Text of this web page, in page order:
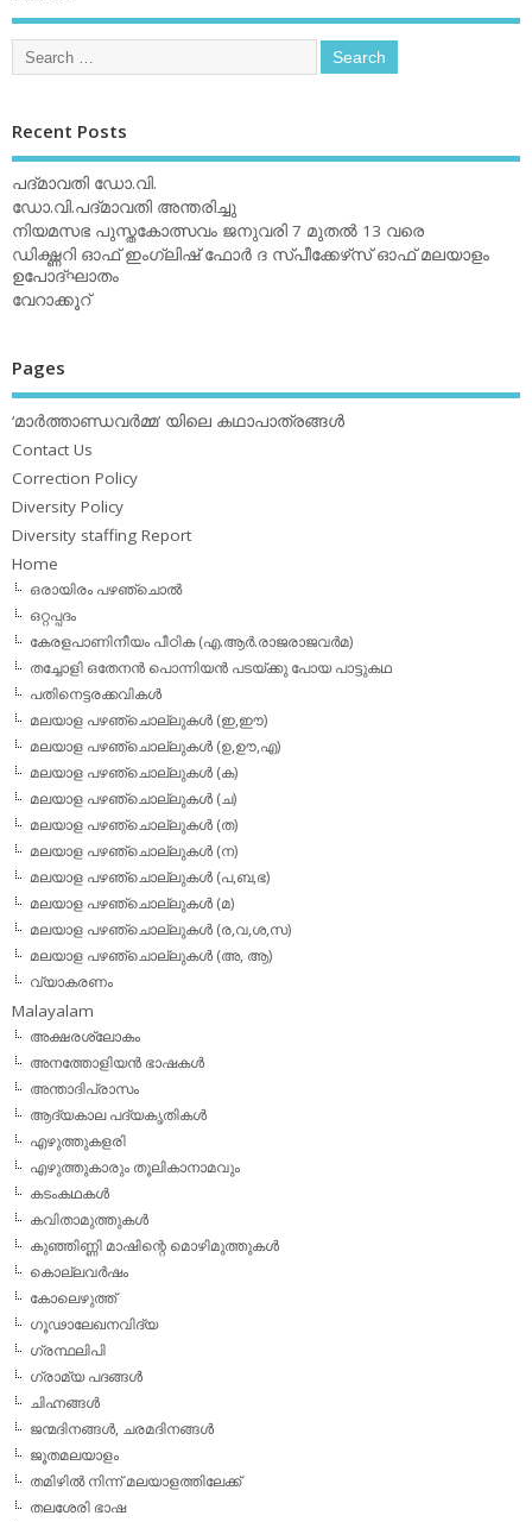
Recent Posts
പദ്മാവതി ഡോ.വി.
ഡോ.വി.പദ്മാവതി അന്തരിച്ചു
നിയമസഭ പുസ്തകോത്സവം ജനുവരി 7 മുതല്‍ 13 വരെ
ഡിക്ഷ്ണറി ഓഫ് ഇംഗ്ലിഷ് ഫോര്‍ ദ സ്പീക്കേഴ്‌സ് ഓഫ് മലയാളം
ഉപോദ്ഘാതം
വേറാക്കൂറ്
Pages
‘മാര്‍ത്താണ്ഡവര്‍മ്മ’ യിലെ കഥാപാത്രങ്ങള്‍
Contact Us
Correction Policy
Diversity Policy
Diversity staffing Report
Home
ഒരായിരം പഴഞ്ചൊല്‍
ഒറ്റപ്പദം
കേരളപാണിനീയം പീഠിക (എ.ആര്‍.രാജരാജവര്‍മ)
തച്ചോളി ഒതേനൻ പൊന്നിയൻ പടയ്‌ക്കു പോയ പാട്ടുകഥ
പതിനെട്ടരക്കവികള്‍
മലയാള പഴഞ്ചൊല്ലുകള്‍ (ഇ,ഈ)
മലയാള പഴഞ്ചൊല്ലുകള്‍ (ഉ,ഊ,എ)
മലയാള പഴഞ്ചൊല്ലുകള്‍ (ക)
മലയാള പഴഞ്ചൊല്ലുകള്‍ (ച)
മലയാള പഴഞ്ചൊല്ലുകള്‍ (ത)
മലയാള പഴഞ്ചൊല്ലുകള്‍ (ന)
മലയാള പഴഞ്ചൊല്ലുകള്‍ (പ,ബ,ഭ)
മലയാള പഴഞ്ചൊല്ലുകള്‍ (മ)
മലയാള പഴഞ്ചൊല്ലുകള്‍ (ര,വ,ശ,സ)
മലയാള പഴഞ്ചൊല്ലുകൾ (അ, ആ)
വ്യാകരണം
Malayalam
അക്ഷരശ്ലോകം
അനത്തോളിയന്‍ ഭാഷകള്‍
അന്താദിപ്രാസം
ആദ്യകാല പദ്യകൃതികള്‍
എഴുത്തുകളരി
എഴുത്തുകാരും തൂലികാനാമവും
കടംകഥകള്‍
കവിതാമുത്തുകള്‍
കുഞ്ഞിണ്ണി മാഷിന്റെ മൊഴിമുത്തുകള്‍
കൊല്ലവര്‍ഷം
കോലെഴുത്ത്
ഗൂഢാലേഖനവിദ്യ
ഗ്രന്ഥലിപി
ഗ്രാമ്യ പദങ്ങള്‍
ചിഹ്നങ്ങള്‍
ജന്മദിനങ്ങള്‍, ചരമദിനങ്ങള്‍
ജൂതമലയാളം
തമിഴില്‍ നിന്ന് മലയാളത്തിലേക്ക്
തലശേരി ഭാഷ